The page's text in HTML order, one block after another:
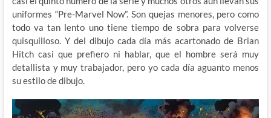
uniformes “Pre-Marvel Now”. Son quejas menores, pero como
todo va tan lento uno tiene tiempo de sobra para volverse
quisquilloso. Y del dibujo cada día más acartonado de Brian
Hitch casi que prefiero ni hablar, que el hombre será muy
detallista y muy trabajador, pero yo cada día aguanto menos
su estilo de dibujo.